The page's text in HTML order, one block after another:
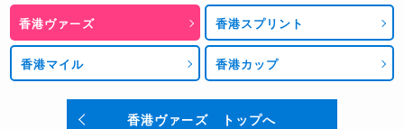
コンティニュアス 112
ラシティブランシュ 111
カーインジェネレーション 108
エンスード 107
香港ヴァーズ 香港スプリント
香港マイル 香港カップ
香港ヴァーズ トップへ